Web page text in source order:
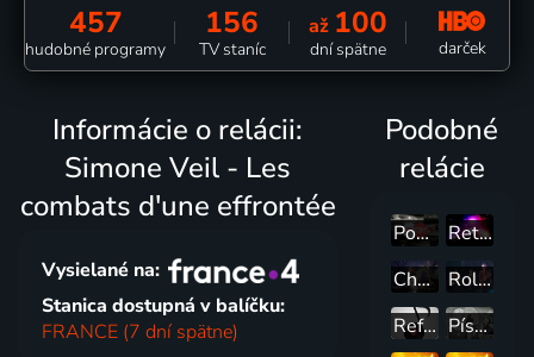
457
hudobné programy
156
TV staníc
až 100
dní spätne darček
Informácie o relácii:
Simone Veil - Les
combats d'une effrontée
Vysielané na:
Stanica dostupná v balíčku:
FRANCE (7 dní spätne)
Podobné
relácie
Popstory
Retro party
Chvíle pro písničku
Rolling Stones: Welcome to Shepherd's Bush
Refresh
Písničky na zítra